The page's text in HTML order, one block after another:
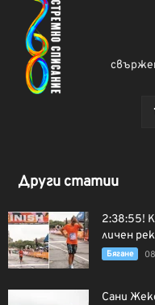
Други статии
2:38:55!
личен
Бягане
Сани